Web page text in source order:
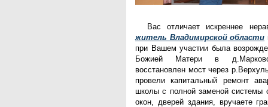
Вас отличает искреннее
житель Владимирской области
при Вашем участии была
Божией Матери в
восстановлен мост через
провели капитальный ремонт
школы с полной заменой системы
окон, дверей здания, вручаете